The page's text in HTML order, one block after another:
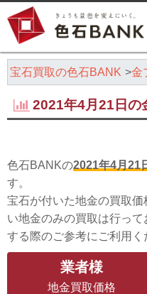
宝石買取の色石BANK 金
2021年4月21日の
色石BANKの2021年4月21
す。
宝石が付いた地金の買取
い地金のみの買取は行っ
する際のご参考にご利用く
業者様
地金買取価格